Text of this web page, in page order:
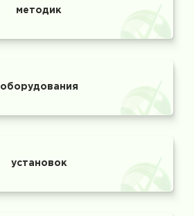
методик
оборудования
установок